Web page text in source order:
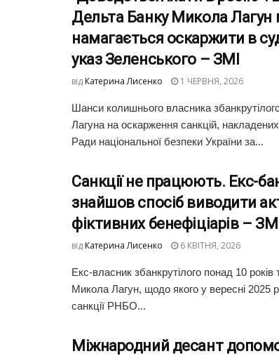
Дельта Банку Микола Лагун
намагається оскаржити в
указ Зеленського – ЗМІ
від Катерина Лисенко 1 ЧЕРВНЯ, 2026
Шанси колишнього власника
Лагуна на оскарження санкцій,
Ради національної безпеки України за...
Санкції не працюють. Екс-
знайшов спосіб виводити
фіктивних бенефіціарів – ЗМІ
від Катерина Лисенко 6 КВІТНЯ, 2026
Екс-власник збанкрутілого понад 10 років
Микола Лагун, щодо якого у вересні 2025
санкції РНБО...
Міжнародний десант